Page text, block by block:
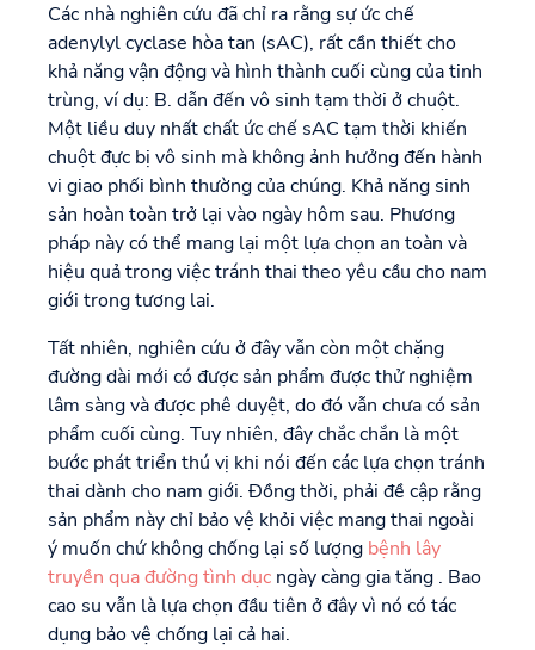
Các nhà nghiên cứu đã chỉ ra rằng sự ức chế
adenylyl cyclase hòa tan (sAC), rất cần thiết cho
khả năng vận động và hình thành cuối cùng của tinh
trùng, ví dụ: B. dẫn đến vô sinh tạm thời ở chuột.
Một liều duy nhất chất ức chế sAC tạm thời khiến
chuột đực bị vô sinh mà không ảnh hưởng đến hành
vi giao phối bình thường của chúng. Khả năng sinh
sản hoàn toàn trở lại vào ngày hôm sau. Phương
pháp này có thể mang lại một lựa chọn an toàn và
hiệu quả trong việc tránh thai theo yêu cầu cho nam
giới trong tương lai.
Tất nhiên, nghiên cứu ở đây vẫn còn một chặng
đường dài mới có được sản phẩm được thử nghiệm
lâm sàng và được phê duyệt, do đó vẫn chưa có sản
phẩm cuối cùng. Tuy nhiên, đây chắc chắn là một
bước phát triển thú vị khi nói đến các lựa chọn tránh
thai dành cho nam giới. Đồng thời, phải đề cập rằng
sản phẩm này chỉ bảo vệ khỏi việc mang thai ngoài
ý muốn chứ không chống lại số lượng bệnh lây
truyền qua đường tình dục ngày càng gia tăng . Bao
cao su vẫn là lựa chọn đầu tiên ở đây vì nó có tác
dụng bảo vệ chống lại cả hai.